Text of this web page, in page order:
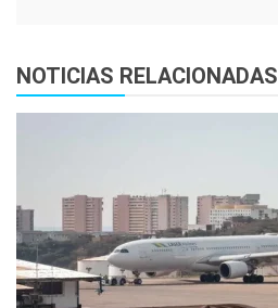
NOTICIAS RELACIONADAS